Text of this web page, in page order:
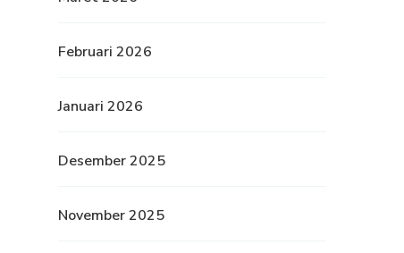
Februari 2026
Januari 2026
Desember 2025
November 2025